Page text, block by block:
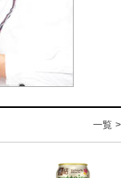
一覧 >